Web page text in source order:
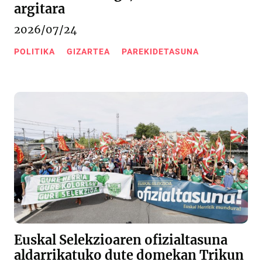
argitara
2026/07/24
POLITIKA GIZARTEA PAREKIDETASUNA
Euskal Selekzioaren ofizialtasuna
aldarrikatuko dute domekan Trikun